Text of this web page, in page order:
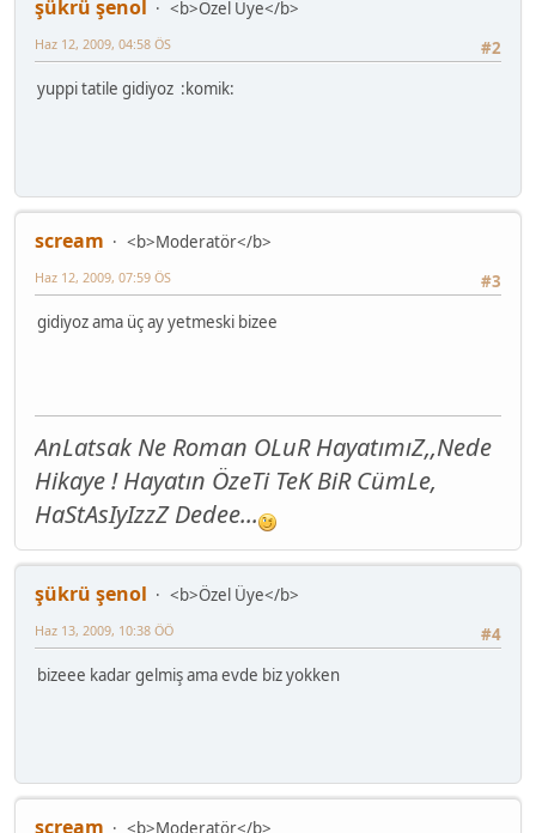
şükrü şenol
<b>Özel Üye</b>
#2
Haz 12, 2009, 04:58 ÖS
yuppi tatile gidiyoz :komik:
scream
<b>Moderatör</b>
#3
Haz 12, 2009, 07:59 ÖS
gidiyoz ama üç ay yetmeski bizee
AnLatsak Ne Roman OLuR HayatımıZ,,Nede
Hikaye ! Hayatın ÖzeTi TeK BiR CümLe,
HaStAsIyIzzZ Dedee...
şükrü şenol
<b>Özel Üye</b>
#4
Haz 13, 2009, 10:38 ÖÖ
bizeee kadar gelmiş ama evde biz yokken
scream
<b>Moderatör</b>